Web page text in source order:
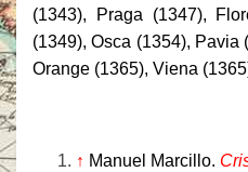
(1343), Praga (1347),
(1349), Osca (1354), Pavia
Orange (1365), Viena
↑ Manuel Marcillo.